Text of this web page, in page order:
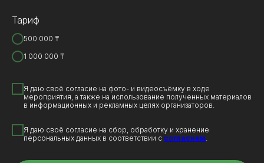
Тариф
500 000 ₸
1 000 000 ₸
Я даю своё согласие на фото- и видеосъёмку в ходе
мероприятия, а также на использование полученных материалов
в информационных и рекламных целях организаторов.
Я даю своё согласие на сбор, обработку и хранение
персональных данных в соответствии с согласием